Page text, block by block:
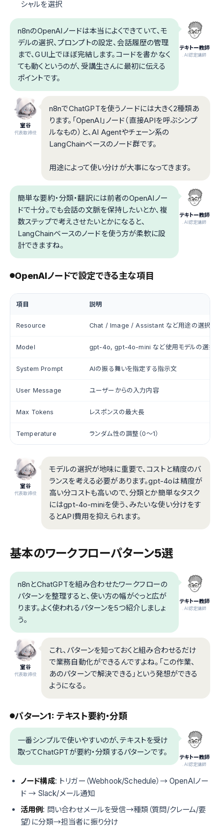
シャルを選択
テキトー教師
.AI認定講師
n8nのOpenAIノードは本当によくできていて、モ
デルの選択、プロンプトの設定、会話履歴の管理
まで、GUI上でほぼ完結します。コードを書かなく
ても動くというのが、受講生さんに最初に伝える
ポイントです。
室谷
代表取締役
n8nでChatGPTを使うノードには大きく2種類あ
ります。「OpenAI」ノード（直接APIを呼ぶシンプ
ルなもの）と、AI Agentやチェーン系の
LangChainベースのノード群です。
用途によって使い分けが大事になってきます。
テキトー教師
.AI認定講師
簡単な要約・分類・翻訳には前者のOpenAIノー
ドで十分。でも会話の文脈を保持したいとか、複
数ステップで考えさせたいとかになると、
LangChainベースのノードを使う方が柔軟に設
計できますね。
OpenAIノードで設定できる主な項目
項目 説明
Resource Chat / Image / Assistant など用途の選択
Model gpt-4o, gpt-4o-mini など使用モデルの選択
System Prompt AIの振る舞いを指定する指示文
User Message ユーザーからの入力内容
Max Tokens レスポンスの最大長
Temperature ランダム性の調整（0〜1）
室谷
代表取締役
モデルの選択が地味に重要で、コストと精度のバ
ランスを考える必要があります。gpt-4oは精度が
高い分コストも高いので、分類とか簡単なタスク
にはgpt-4o-miniを使う、みたいな使い分けをす
るとAPI費用を抑えられます。
基本のワークフローパターン5選
テキトー教師
.AI認定講師
n8nとChatGPTを組み合わせたワークフローの
パターンを整理すると、使い方の幅がぐっと広が
ります。よく使われるパターンを5つ紹介しましょ
う。
室谷
代表取締役
これ、パターンを知っておくと組み合わせるだけ
で業務自動化ができるんですよね。「この作業、
あのパターンで解決できる」という発想ができる
ようになる。
パターン1: テキスト要約・分類
テキトー教師
.AI認定講師
一番シンプルで使いやすいのが、テキストを受け
取ってChatGPTが要約・分類するパターンです。
ノード構成: トリガー（Webhook/Schedule）→ OpenAIノー
ド → Slack/メール通知
活用例: 問い合わせメールを受信→種類（質問/クレーム/要
望）に分類→担当者に振り分け